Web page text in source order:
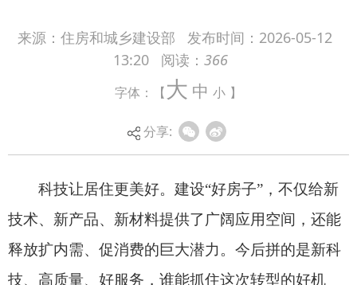
来源：住房和城乡建设部 发布时间： 2026-05-12
13:20
阅读： 366
字体：【大 中 小 】
分享:
技术、新产品、新材料提供了广阔应用空间，还能
释放扩内需、促消费的巨大潜力。今后拼的是新科
展和更好的未来。
在人们传统印象中，房子用钢筋混凝土修建，
施工现场尘土飞扬，仿佛距离高科技很远。实际
上，“好房子”需要有好标准、好设计、好材料、好